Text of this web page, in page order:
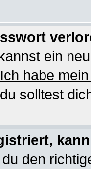
ein
Ich habe
solltest
den